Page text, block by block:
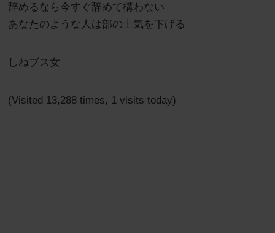
辞めるなら今すぐ辞めて構わない
あなたのような人は部の士気を下げる
しねブス女
(Visited 13,288 times, 1 visits today)